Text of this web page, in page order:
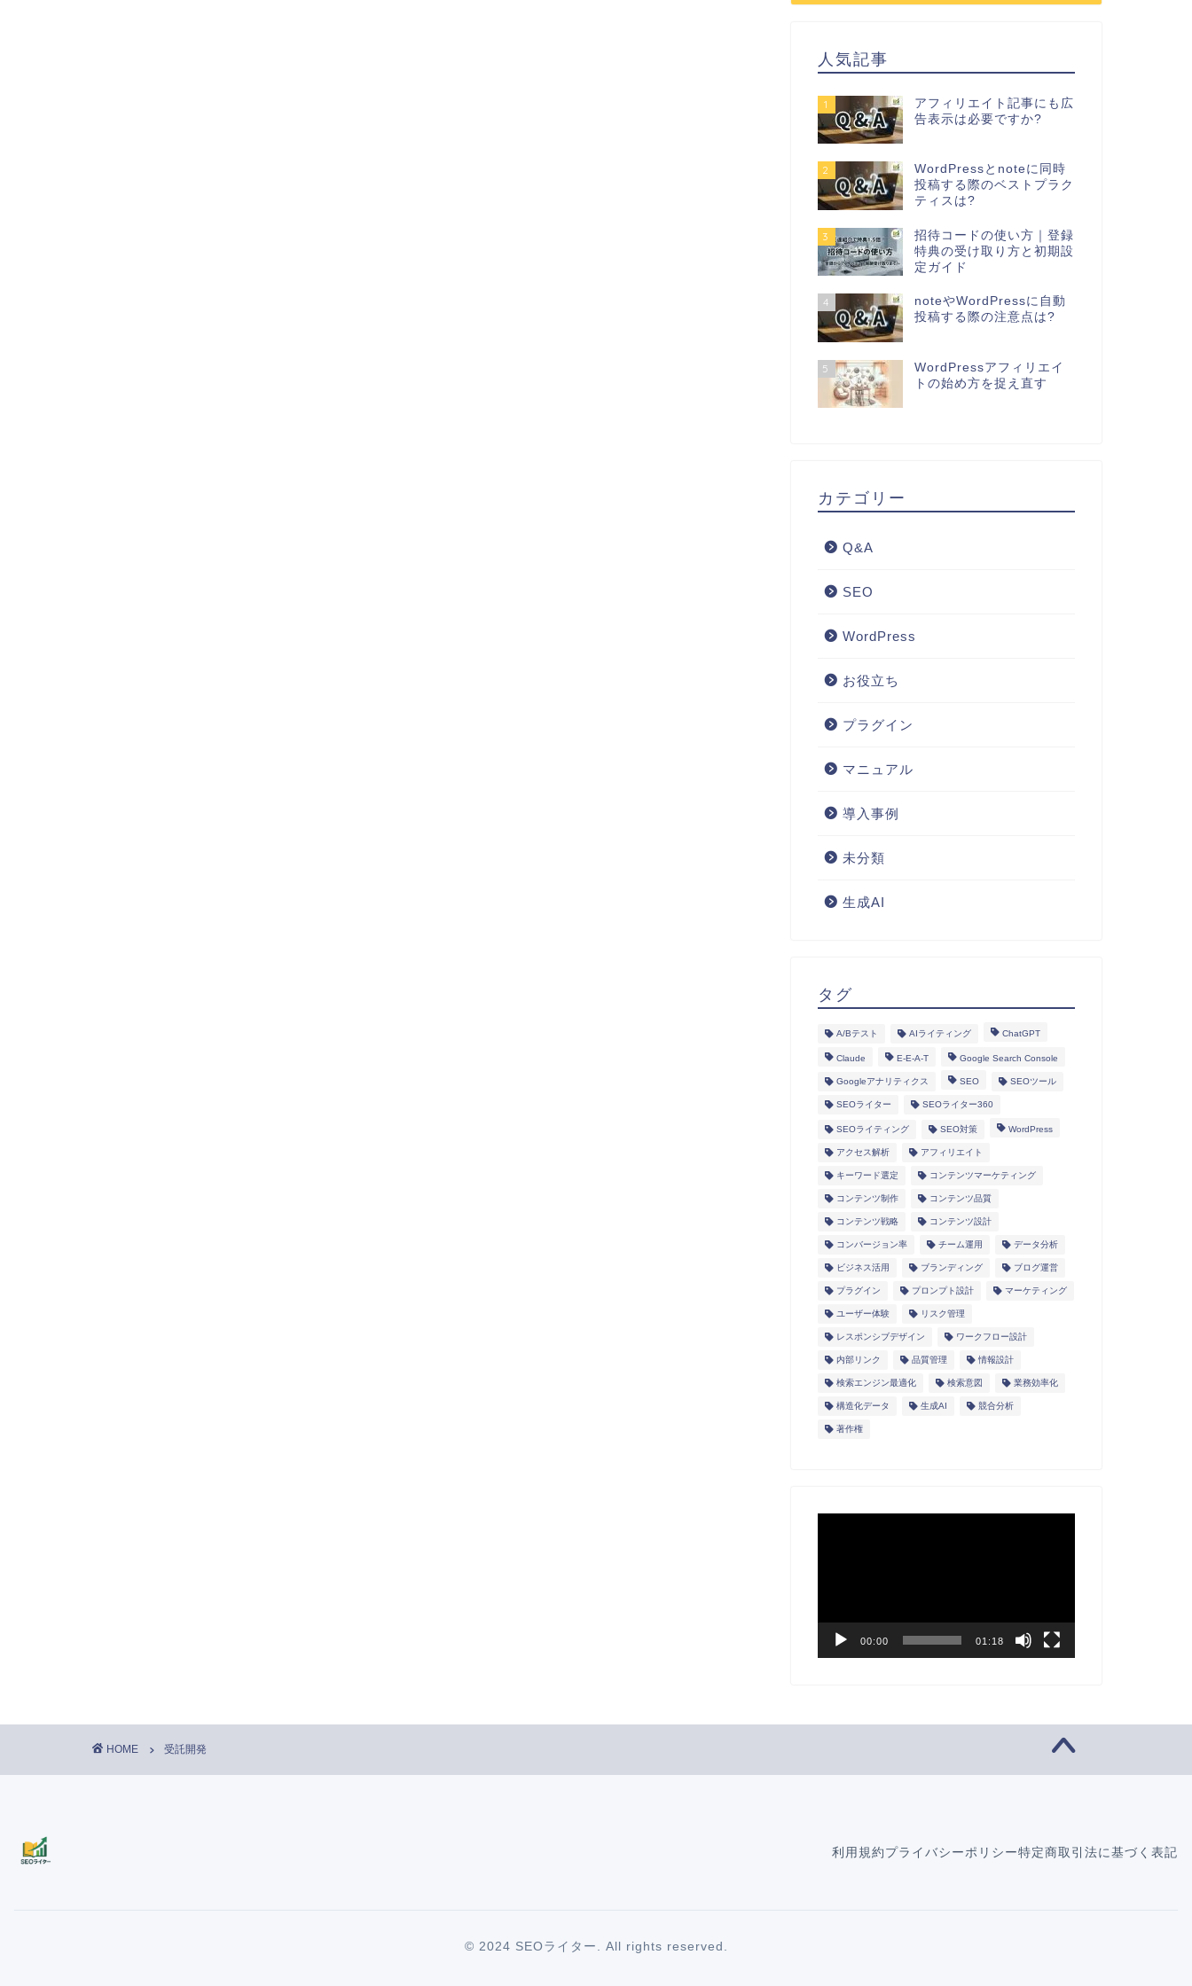
人気記事
1
アフィリエイト記事にも広
告表示は必要ですか?
2
WordPressとnoteに同時
投稿する際のベストプラク
ティスは?
3
招待コードの使い方｜登録
特典の受け取り方と初期設
定ガイド
4
noteやWordPressに自動
投稿する際の注意点は?
5
WordPressアフィリエイ
トの始め方を捉え直す
カテゴリー
Q&A
SEO
WordPress
お役立ち
プラグイン
マニュアル
導入事例
未分類
生成AI
タグ
A/Bテスト AIライティング ChatGPT
Claude E-E-A-T Google Search Console
Googleアナリティクス SEO SEOツール
SEOライター SEOライター360
SEOライティング SEO対策 WordPress
アクセス解析 アフィリエイト
キーワード選定 コンテンツマーケティング
コンテンツ制作 コンテンツ品質
コンテンツ戦略 コンテンツ設計
コンバージョン率 チーム運用 データ分析
ビジネス活用 ブランディング ブログ運営
プラグイン プロンプト設計 マーケティング
ユーザー体験 リスク管理
レスポンシブデザイン ワークフロー設計
内部リンク 品質管理 情報設計
検索エンジン最適化 検索意図 業務効率化
構造化データ 生成AI 競合分析
著作権
00:00 01:18
HOME 受託開発
利用規約プライバシーポリシー特定商取引法に基づく表記
© 2024 SEOライター. All rights reserved.